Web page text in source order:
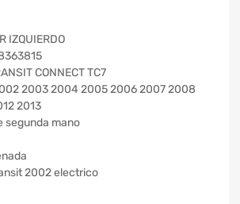
IZQUIERDO
CONNECT TC7
2003 2004 2005 2006 2007 2008
2013
segunda mano
2002 electrico